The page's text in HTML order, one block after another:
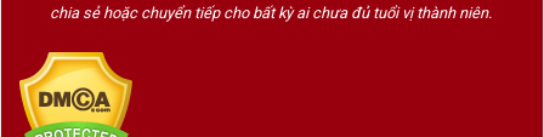
chia sẻ hoặc chuyển tiếp cho bất kỳ ai chưa đủ tuổi vị thành niên.